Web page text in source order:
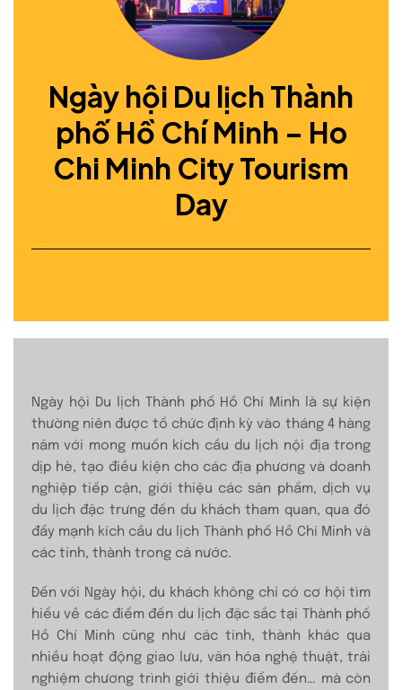
Ngày hội Du lịch Thành
phố Hồ Chí Minh – Ho
Chi Minh City Tourism
Day
Ngày hội Du lịch Thành phố Hồ Chí Minh là sự kiện
thường niên được tổ chức định kỳ vào tháng 4 hàng
năm với mong muốn kích cầu du lịch nội địa trong
dịp hè, tạo điều kiện cho các địa phương và doanh
nghiệp tiếp cận, giới thiệu các sản phẩm, dịch vụ
du lịch đặc trưng đến du khách tham quan, qua đó
đẩy mạnh kích cầu du lịch Thành phố Hồ Chí Minh và
các tỉnh, thành trong cả nước.
Đến với Ngày hội, du khách không chỉ có cơ hội tìm
hiểu về các điểm đến du lịch đặc sắc tại Thành phố
Hồ Chí Minh cũng như các tỉnh, thành khác qua
nhiều hoạt động giao lưu, văn hóa nghệ thuật, trải
nghiệm chương trình giới thiệu điểm đến… mà còn